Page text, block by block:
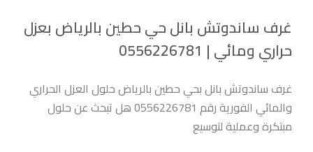
غرف ساندوتش بانل حي حطين بالرياض بعزل
حراري ومائي | 0556226781
غرف ساندوتش بانل بحي حطين بالرياض حلول العزل الحراري
والمائي الفورية رقم 0556226781 هل تبحث عن حلول
مبتكرة وعملية لتوسيع